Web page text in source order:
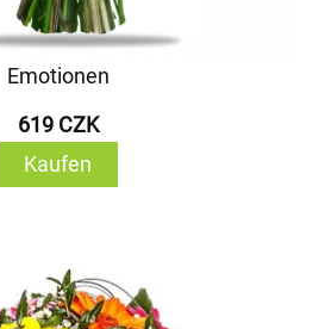
Emotionen
619 CZK
Kaufen